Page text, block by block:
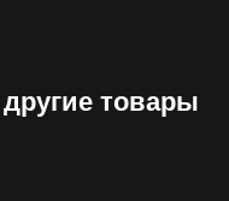
товары